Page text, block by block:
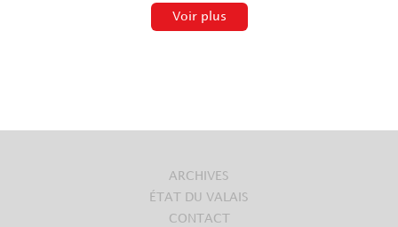
Voir plus
ARCHIVES
ÉTAT DU VALAIS
CONTACT